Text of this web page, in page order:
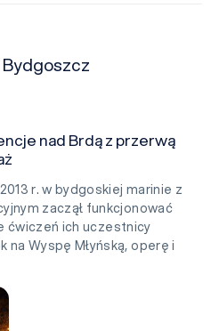
nad Brdą z przerwą
r. w bydgoskiej marinie z
zaczął funkcjonować
ćwiczeń ich uczestnicy
Wyspę Młyńską, operę i